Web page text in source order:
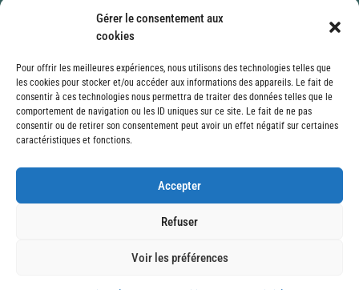
Gérer le consentement aux
cookies
Pour offrir les meilleures expériences, nous utilisons des technologies telles que
les cookies pour stocker et/ou accéder aux informations des appareils. Le fait de
consentir à ces technologies nous permettra de traiter des données telles que le
comportement de navigation ou les ID uniques sur ce site. Le fait de ne pas
consentir ou de retirer son consentement peut avoir un effet négatif sur certaines
caractéristiques et fonctions.
Accepter
Refuser
Voir les préférences
Pratiquer la marche nordique
Communiquer notre passion
FaceBook
Mentions
Mentions légales - RGPD
Nous contacter
Téléchargement
Agenda
Iphigénie, l’app cartographique
Visorando, préparer et partager ses
randos
1993/2026